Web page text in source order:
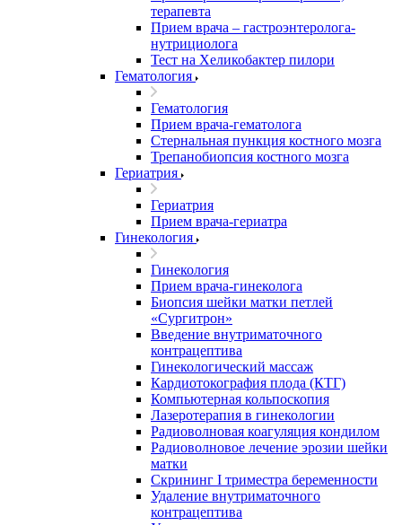
терапевта
Прием врача – гастроэнтеролога-
нутрициолога
Тест на Хеликобактер пилори
Гематология
Гематология
Прием врача-гематолога
Стернальная пункция костного мозга
Трепанобиопсия костного мозга
Гериатрия
Гериатрия
Прием врача-гериатра
Гинекология
Гинекология
Прием врача-гинеколога
Биопсия шейки матки петлей
«Сургитрон»
Введение внутриматочного
контрацептива
Гинекологический массаж
Кардиотокография плода (КТГ)
Компьютерная кольпоскопия
Лазеротерапия в гинекологии
Радиоволновая коагуляция кондилом
Радиоволновое лечение эрозии шейки
матки
Скрининг I триместра беременности
Удаление внутриматочного
контрацептива